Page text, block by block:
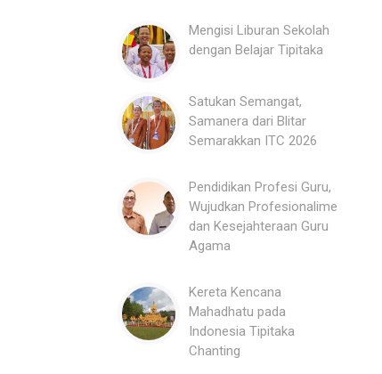
Mengisi Liburan Sekolah
dengan Belajar Tipitaka
Satukan Semangat,
Samanera dari Blitar
Semarakkan ITC 2026
Pendidikan Profesi Guru,
Wujudkan Profesionalime
dan Kesejahteraan Guru
Agama
Kereta Kencana
Mahadhatu pada
Indonesia Tipitaka
Chanting